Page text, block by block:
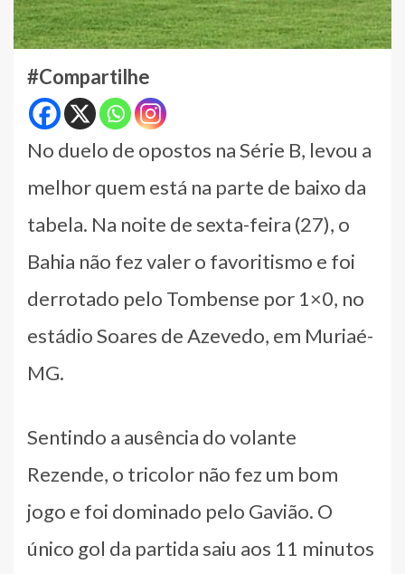
#Compartilhe
No duelo de opostos na Série B, levou a
melhor quem está na parte de baixo da
tabela. Na noite de sexta-feira (27), o
Bahia não fez valer o favoritismo e foi
derrotado pelo Tombense por 1×0, no
estádio Soares de Azevedo, em Muriaé-
MG.
Sentindo a ausência do volante
Rezende, o tricolor não fez um bom
jogo e foi dominado pelo Gavião. O
único gol da partida saiu aos 11 minutos